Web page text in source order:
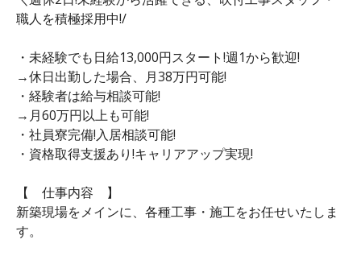
職人を積極採用中!/
・未経験でも日給13,000円スタート!週1から歓迎!
→休日出勤した場合、月38万円可能!
・経験者は給与相談可能!
→月60万円以上も可能!
・社員寮完備!入居相談可能!
・資格取得支援あり!キャリアアップ実現!
【 仕事内容 】
新築現場をメインに、各種工事・施工をお任せいたしま
す。